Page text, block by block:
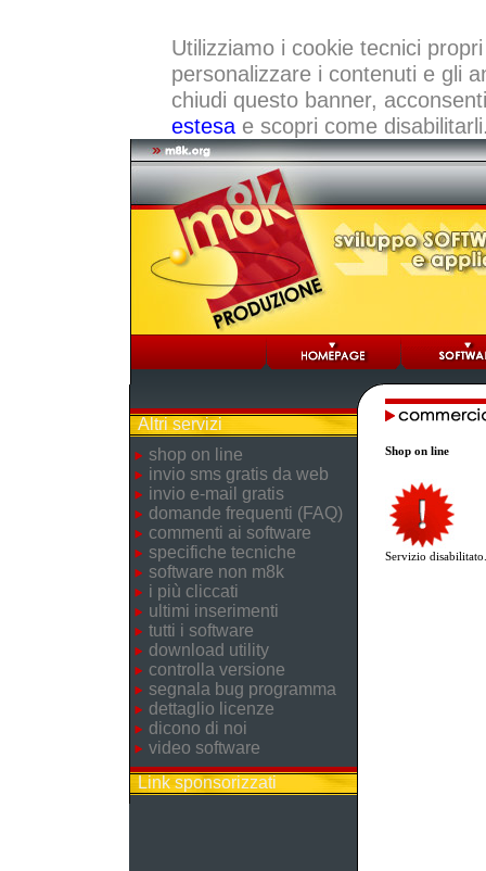
Utilizziamo i cookie tecnici
personalizzare i contenuti e gli
chiudi questo banner,
estesae scopri come
Altri servizi
shop on line
invio sms gratis da web
invio e-mail gratis
domande frequenti (FAQ)
commenti ai software
specifiche tecniche
software non m8k
i più cliccati
ultimi inserimenti
tutti i software
download utility
controlla versione
segnala bug programma
dettaglio licenze
dicono di noi
video software
Link sponsorizzati
Shop on line
Servizio disabilitato.